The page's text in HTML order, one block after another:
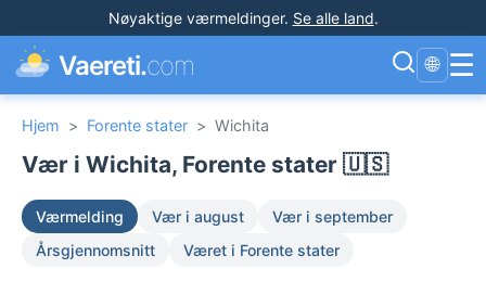
Nøyaktige værmeldinger. Se alle land.
Vaereti.com 🌐 ☰
Hjem > Forente stater > Wichita
Vær i Wichita, Forente stater 🇺🇸
Værmelding Vær i august
Vær i september
Årsgjennomsnitt
Været i Forente stater